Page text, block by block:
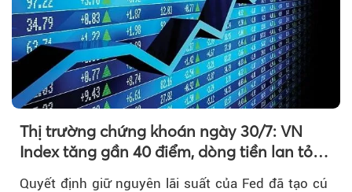
Thị trường chứng khoán ngày 30/7: VN
Index tăng gần 40 điểm, dòng tiền lan tỏa
Quyết định giữ nguyên lãi suất của Fed đã tạo cú